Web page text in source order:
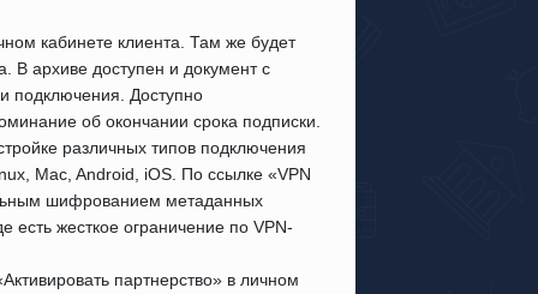
кабинете клиента. Там же будет
В архиве доступен и документ с
подключения. Доступно
об окончании срока подписки.
различных типов подключения
Mac, Android, iOS. По ссылке «VPN
шифрованием метаданных
есть жесткое ограничение по VPN-
партнерство» в личном